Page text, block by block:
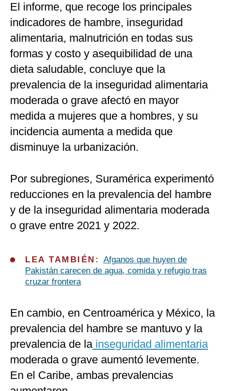
El informe, que recoge los principales
indicadores de hambre, inseguridad
alimentaria, malnutrición en todas sus
formas y costo y asequibilidad de una
dieta saludable, concluye que la
prevalencia de la inseguridad alimentaria
moderada o grave afectó en mayor
medida a mujeres que a hombres, y su
incidencia aumenta a medida que
disminuye la urbanización.
Por subregiones, Suramérica experimentó
reducciones en la prevalencia del hambre
y de la inseguridad alimentaria moderada
o grave entre 2021 y 2022.
LEA TAMBIÉN: Afganos que huyen de
Pakistán carecen de agua, comida y refugio tras
cruzar frontera
En cambio, en Centroamérica y México, la
prevalencia del hambre se mantuvo y la
prevalencia de lainseguridad alimentaria
moderada o grave aumentó levemente.
En el Caribe, ambas prevalencias